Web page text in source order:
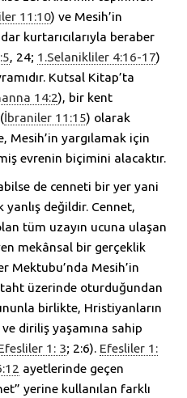
11:10) ve Mesih’in
kurtarıcılarıyla beraber
, 24; 1.Selanikliler 4:16-17)
Kutsal Kitap’ta
14:2), bir kent
İbraniler 11:15) olarak
Mesih’in yargılamak için
evrenin biçimini alacaktır.
de cenneti bir yer yani
değildir. Cennet,
tüm uzayın ucuna ulaşan
mekânsal bir gerçeklik
Mektubu’nda Mesih’in
taht üzerinde oturduğundan
birlikte, Hristiyanların
diriliş yaşamına sahip
1: 3; 2:6). Efesliler 1:
ayetlerinde geçen
yerine kullanılan farklı